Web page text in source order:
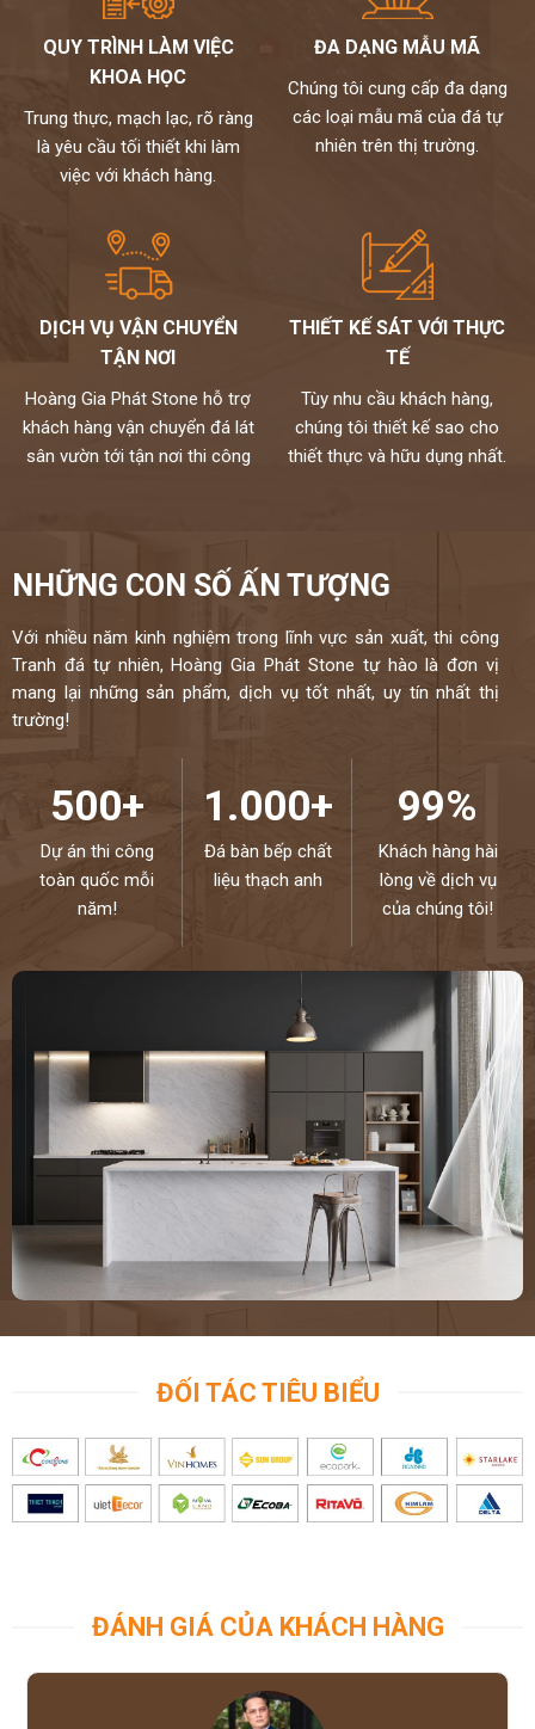
QUY TRÌNH LÀM VIỆC
KHOA HỌC
Trung thực, mạch lạc, rõ ràng
là yêu cầu tối thiết khi làm
việc với khách hàng.
ĐA DẠNG MẪU MÃ
Chúng tôi cung cấp đa dạng
các loại mẫu mã của đá tự
nhiên trên thị trường.
DỊCH VỤ VẬN CHUYỂN
TẬN NƠI
Hoàng Gia Phát Stone hỗ trợ
khách hàng vận chuyển đá lát
sân vườn tới tận nơi thi công
THIẾT KẾ SÁT VỚI THỰC
TẾ
Tùy nhu cầu khách hàng,
chúng tôi thiết kế sao cho
thiết thực và hữu dụng nhất.
NHỮNG CON SỐ ẤN TƯỢNG
Với nhiều năm kinh nghiệm trong lĩnh vực sản xuất, thi công
Tranh đá tự nhiên, Hoàng Gia Phát Stone tự hào là đơn vị
mang lại những sản phẩm, dịch vụ tốt nhất, uy tín nhất thị
trường!
500+
Dự án thi công
toàn quốc mỗi
năm!
1.000+
Đá bàn bếp chất
liệu thạch anh
99%
Khách hàng hài
lòng về dịch vụ
của chúng tôi!
ĐỐI TÁC TIÊU BIỂU
ĐÁNH GIÁ CỦA KHÁCH HÀNG